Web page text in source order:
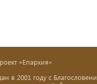
«Епархия»
в 2001 году с